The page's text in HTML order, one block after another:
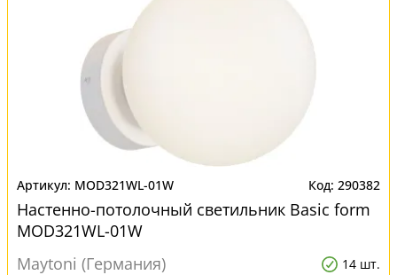
MOD321WL-01W 290382
Настенно-потолочный светильник Basic form
MOD321WL-01W
Maytoni (Германия)
14 шт.